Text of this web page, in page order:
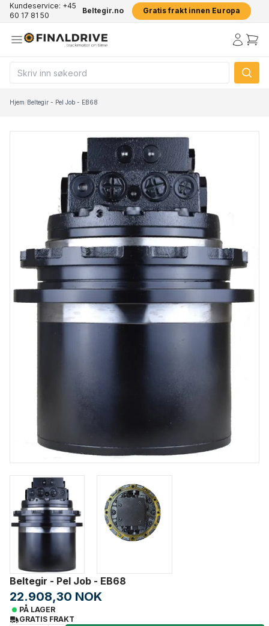
Kundeservice: +45
60 17 81 50
Beltegir.no Gratis frakt innen Europa
Hjem/Beltegir - Pel Job - EB68
Beltegir - Pel Job - EB68
22.908,30 NOK
PÅ LAGER
GRATIS FRAKT